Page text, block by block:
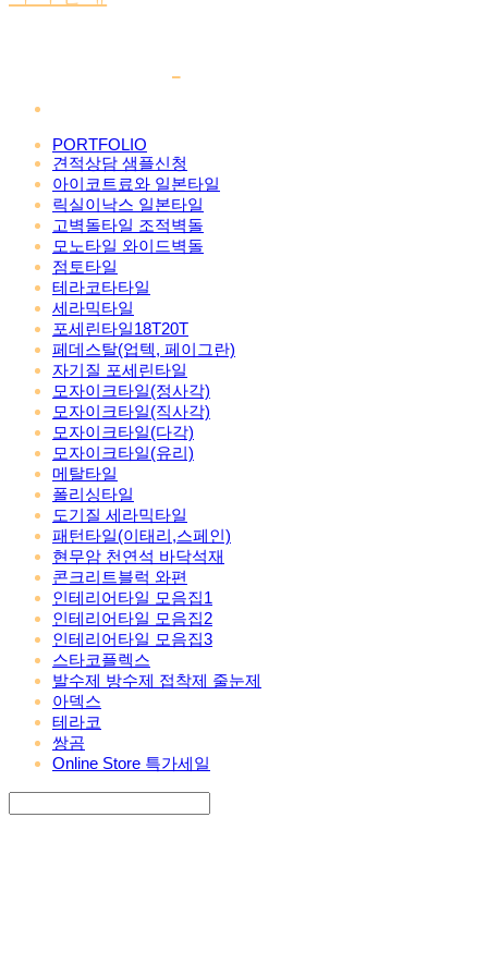
PORTFOLIO
견적상담 샘플신청
아이코트료와 일본타일
릭실이낙스 일본타일
고벽돌타일 조적벽돌
모노타일 와이드벽돌
점토타일
테라코타타일
세라믹타일
포세린타일18T20T
페데스탈(업텍, 페이그란)
자기질 포세린타일
모자이크타일(정사각)
모자이크타일(직사각)
모자이크타일(다각)
모자이크타일(유리)
메탈타일
폴리싱타일
도기질 세라믹타일
패턴타일(이태리,스페인)
현무암 천연석 바닥석재
콘크리트블럭 와편
인테리어타일 모음집1
인테리어타일 모음집2
인테리어타일 모음집3
스타코플렉스
발수제 방수제 접착제 줄눈제
아덱스
테라코
쌍곰
Online Store 특가세일